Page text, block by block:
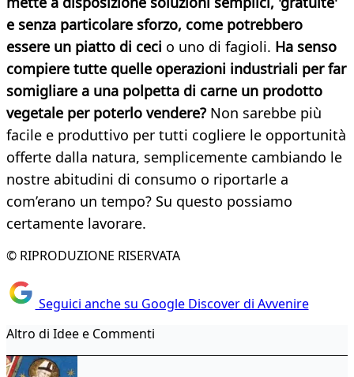
e senza particolare sforzo, come potrebbero
essere un piatto di ceci o uno di fagioli. Ha senso
compiere tutte quelle operazioni industriali per far
somigliare a una polpetta di carne un prodotto
vegetale per poterlo vendere? Non sarebbe più
facile e produttivo per tutti cogliere le opportunità
offerte dalla natura, semplicemente cambiando le
nostre abitudini di consumo o riportarle a
com’erano un tempo? Su questo possiamo
certamente lavorare.
© RIPRODUZIONE RISERVATA
Seguici anche su Google Discover di Avvenire
Altro di Idee e Commenti